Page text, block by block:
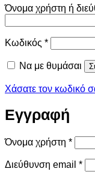
Όνομα χρήστη ή
Κωδικός *Απαιτείται
Να με θυμάσαι
Χάσατε τον κωδικό
Εγγραφή
Όνομα χρήστη *
Διεύθυνση email *